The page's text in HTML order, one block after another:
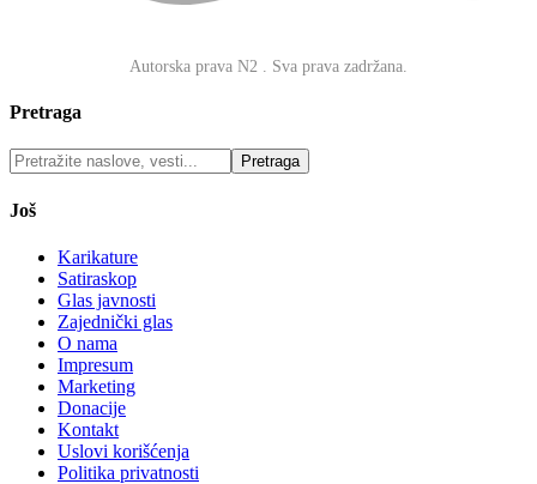
Autorska prava N2
. Sva prava zadržana.
Pretraga
Još
Karikature
Satiraskop
Glas javnosti
Zajednički glas
O nama
Impresum
Marketing
Donacije
Kontakt
Uslovi korišćenja
Politika privatnosti